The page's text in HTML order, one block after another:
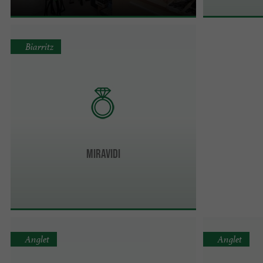
Miravidi
Biarritz
Anglet Anglet